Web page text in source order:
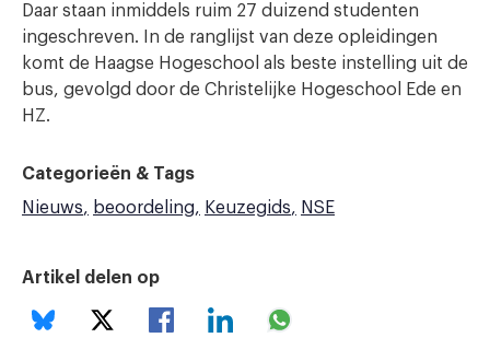
Daar staan inmiddels ruim 27 duizend studenten
ingeschreven. In de ranglijst van deze opleidingen
komt de Haagse Hogeschool als beste instelling uit de
bus, gevolgd door de Christelijke Hogeschool Ede en
HZ.
Categorieën & Tags
Nieuws
beoordeling Keuzegids NSE
Artikel delen op